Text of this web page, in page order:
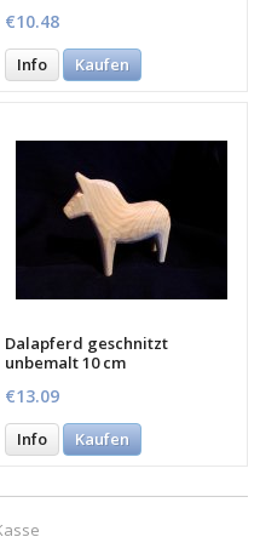
€10.48
Info Kaufen
Dalapferd geschnitzt
unbemalt 10 cm
€13.09
Info Kaufen